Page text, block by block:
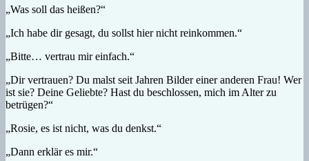
„Was soll das heißen?“
„Ich habe dir gesagt, du sollst hier nicht reinkommen.“
„Bitte… vertrau mir einfach.“
„Dir vertrauen? Du malst seit Jahren Bilder einer anderen Frau! Wer
ist sie? Deine Geliebte? Hast du beschlossen, mich im Alter zu
betrügen?“
„Rosie, es ist nicht, was du denkst.“
„Dann erklär es mir.“